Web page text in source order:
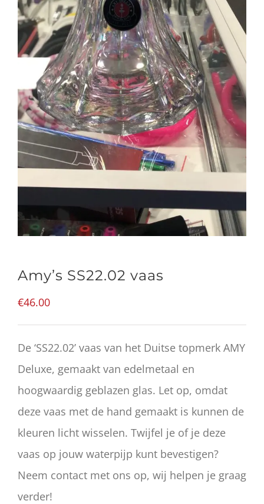
Amy’s SS22.02 vaas
€46.00
De ‘SS22.02’ vaas van het Duitse topmerk AMY
Deluxe, gemaakt van edelmetaal en
hoogwaardig geblazen glas. Let op, omdat
deze vaas met de hand gemaakt is kunnen de
kleuren licht wisselen. Twijfel je of je deze
vaas op jouw waterpijp kunt bevestigen?
Neem contact met ons op, wij helpen je graag
verder!